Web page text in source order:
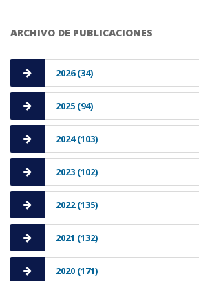
ARCHIVO DE PUBLICACIONES
2026 (34)
2025 (94)
2024 (103)
2023 (102)
2022 (135)
2021 (132)
2020 (171)